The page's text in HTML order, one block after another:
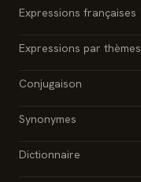
Expressions françaises
Expressions par thèmes
Conjugaison
Synonymes
Dictionnaire